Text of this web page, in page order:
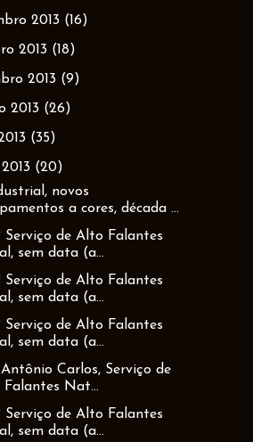
2013 (16)
2013 (18)
2013 (9)
2013 (26)
(35)
(20)
novos
a cores, década ...
Serviço de Alto Falantes
sem data (a...
Serviço de Alto Falantes
sem data (a...
Serviço de Alto Falantes
sem data (a...
Carlos, Serviço de
Nat...
Serviço de Alto Falantes
sem data (a...